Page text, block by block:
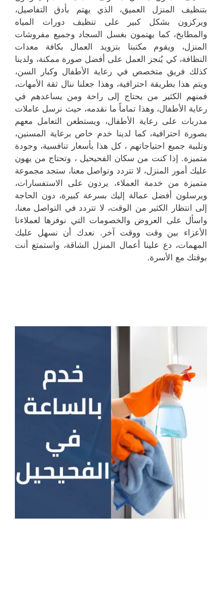
بتنظيف المنزل العميق، الذي يهتم بأدق التفاصيل،
ويركزون بشكل كبير على تنظيف دورات المياه
والمطابخ، كما يهتمون بغسل السجاد وجميع مفروشات
المنزل، ويقوم مكتبنا بتزويد العمال بكافة معدات
النظافة، كي يُنجز العمل على أفضل صورة ممكنة، ولدينا
كذلك فريق متخصص في رعاية الأطفال وكبار السن،
ويتم هذا بطريقة احترافية، وهذا جعلنا ننال ثقة الأمهات،
فمنهم الكثير من يحتاج إلى راحة ومن يساعدهم في
رعاية الأطفال، وهذا تماماً ما نقدمه، حيث نرسل عاملات
مدربات على رعاية الأطفال، ويستطعن التعامل معهم
بصورة احترافية، كما لدينا خدم خاص برعاية المسنين،
وتلبية جميع احتياجاتهم ، كل هذا بأسعار تنافسية، وجودة
متميزة. إذا كنت من سكان الفحيحيل ، وتحتاج من يهون
عليك أمور المنزل، لا تتردد وتواصل معنا، ستجد مجموعة
متميزة من خدمة العملاء، يردون على الاستفسارات،
ويرسلون أفضل عمالة إليك بسرعة كبيرة، دون الحاجة
إلى انتظار الكثير من الوقت، لا تتردد في التواصل معنا،
واسأل على العروض والخصومات التي نوفرها لعملاءنا
الأعزاء بين وقت ووقت آخر. نعدك أن نسهل عليك
المهمات، دع علينا أعمال المنزل الشاقة، واستمتع أنت
بوقتك مع الأسرة.